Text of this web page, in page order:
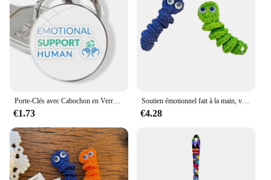
Porte-Clés avec Cabochon en Verre Fait à la Main, Support Émotionnel Humain, Pendentif
€1.73
Soutien émotionnel fait à la main, ver d'inquiétude en crochet, cadeau inspirant, mignon avec tout, facile à utiliser C
€4.28